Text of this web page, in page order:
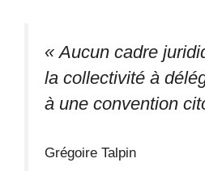
« Aucun cadre
la collectivité à
à une convention
Grégoire Talpin